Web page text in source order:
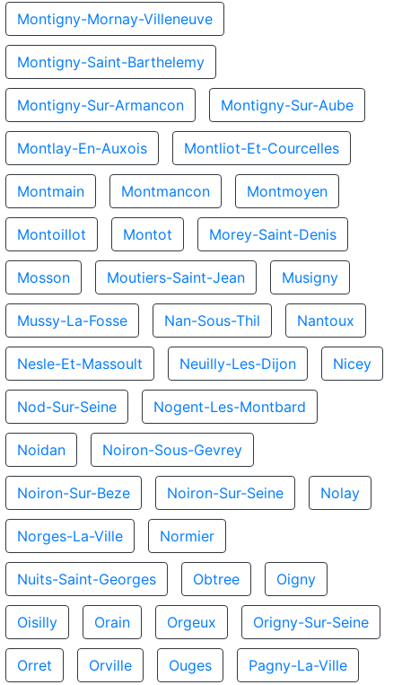
Montigny-Mornay-Villeneuve
Montigny-Saint-Barthelemy
Montigny-Sur-Armancon Montigny-Sur-Aube
Montlay-En-Auxois Montliot-Et-Courcelles
Montmain Montmancon Montmoyen
Montoillot Montot Morey-Saint-Denis
Mosson Moutiers-Saint-Jean Musigny
Mussy-La-Fosse Nan-Sous-Thil Nantoux
Nesle-Et-Massoult Neuilly-Les-Dijon Nicey
Nod-Sur-Seine Nogent-Les-Montbard
Noidan Noiron-Sous-Gevrey
Noiron-Sur-Beze Noiron-Sur-Seine Nolay
Norges-La-Ville Normier
Nuits-Saint-Georges Obtree Oigny
Oisilly Orain Orgeux Origny-Sur-Seine
Orret Orville Ouges Pagny-La-Ville